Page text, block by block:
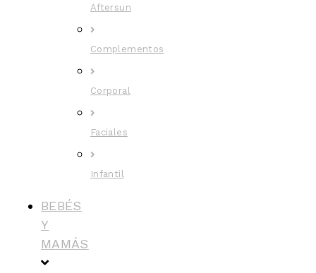
Aftersun
Complementos
Corporal
Faciales
Infantil
BEBÉS
Y
MAMÁS